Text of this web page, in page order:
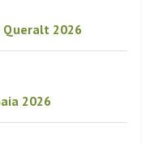
Queralt 2026
2026